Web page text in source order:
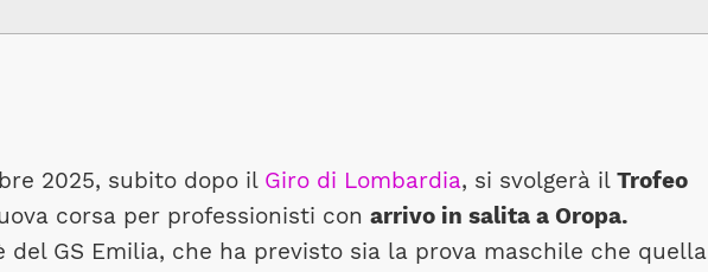
2025, subito dopo il Giro di Lombardia, si svolgerà il Trofeo
corsa per professionisti con arrivo in salita a Oropa.
del GS Emilia, che ha previsto sia la prova maschile che quella